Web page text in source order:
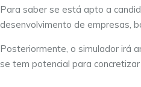
Para saber se está apto a
desenvolvimento de empresas,
Posteriormente, o simulador irá
se tem potencial para